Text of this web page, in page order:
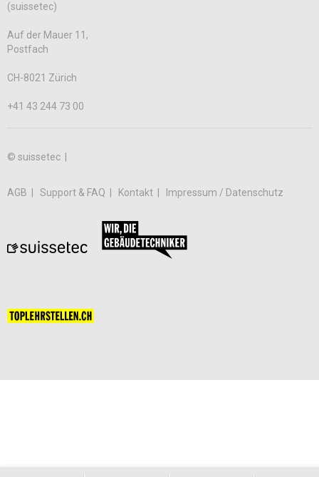
(suissetec)
Auf der Mauer 11,
Postfach
CH-8021 Zürich
+41 43 244 73 00
© suissetec |
AGB Support & FAQ Kontakt Impressum / Datenschutz